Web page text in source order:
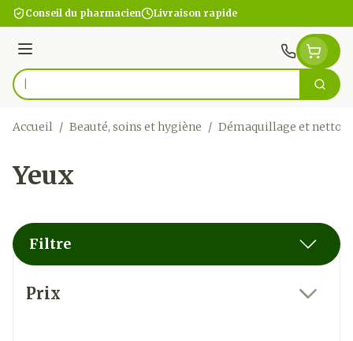
Aller au contenu
Conseil du pharmacien Livraison rapide
Menu
Rechercher
Accueil / Beauté, soins et hygiène / Démaquillage et
Yeux
Filtre
Prix